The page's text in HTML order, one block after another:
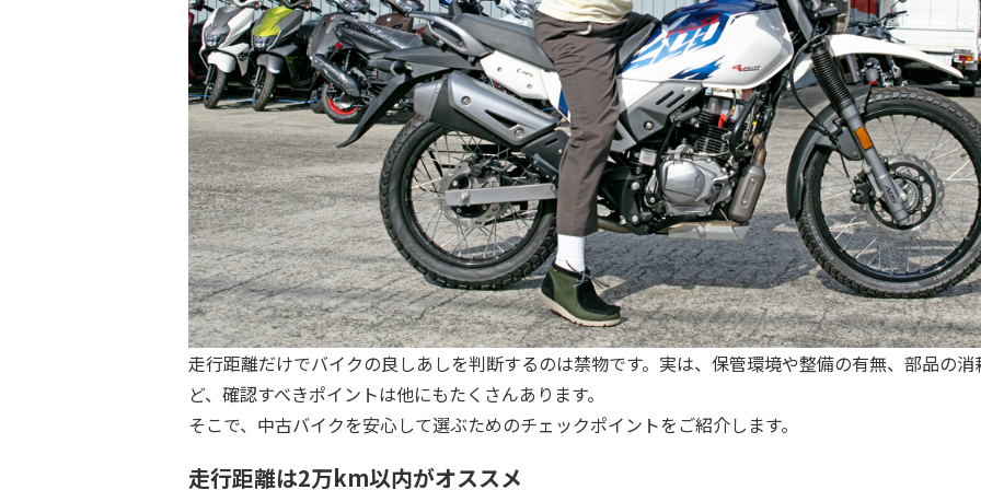
走行距離だけでバイクの良しあしを判断するのは禁物です。実は、保管環境や整備の有無、部品の消
ど、確認すべきポイントは他にもたくさんあります。
そこで、中古バイクを安心して選ぶためのチェックポイントをご紹介します。
走行距離は2万km以内がオススメ